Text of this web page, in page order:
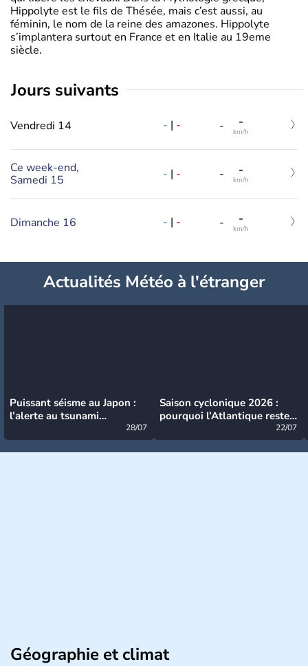
Hippolyte est le fils de Thésée, mais c’est aussi, au
féminin, le nom de la reine des amazones. Hippolyte
s’implantera surtout en France et en Italie au 19eme
siècle.
jours suivants
Vendredi 14 - | - - -
km/h
Ce week-end,
Samedi 15
- | - - -
km/h
Dimanche 16 - | - - -
km/h
Actualités Météo à l'étranger
Puissant séisme au Japon :
l’alerte au tsunami
28/07
Saison cyclonique 2026 :
pourquoi l’Atlantique reste
22/07
Géographie et climat